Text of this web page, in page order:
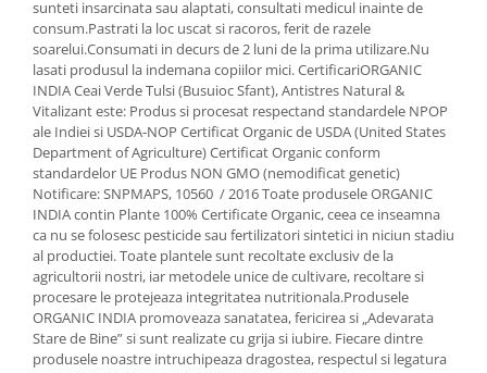
sunteti insarcinata sau alaptati, consultati medicul inainte de
consum.Pastrati la loc uscat si racoros, ferit de razele
soarelui.Consumati in decurs de 2 luni de la prima utilizare.Nu
lasati produsul la indemana copiilor mici. CertificariORGANIC
INDIA Ceai Verde Tulsi (Busuioc Sfant), Antistres Natural &
Vitalizant este: Produs si procesat respectand standardele NPOP
ale Indiei si USDA-NOP Certificat Organic de USDA (United States
Department of Agriculture) Certificat Organic conform
standardelor UE Produs NON GMO (nemodificat genetic)
Notificare: SNPMAPS, 10560 / 2016 Toate produsele ORGANIC
INDIA contin Plante 100% Certificate Organic, ceea ce inseamna
ca nu se folosesc pesticide sau fertilizatori sintetici in niciun stadiu
al productiei. Toate plantele sunt recoltate exclusiv de la
agricultorii nostri, iar metodele unice de cultivare, recoltare si
procesare le protejeaza integritatea nutritionala.Produsele
ORGANIC INDIA promoveaza sanatatea, fericirea si „Adevarata
Stare de Bine” si sunt realizate cu grija si iubire. Fiecare dintre
produsele noastre intruchipeaza dragostea, respectul si legatura